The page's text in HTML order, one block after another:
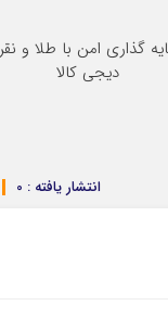
گذاری امن با طلا و
دیجی کالا
انتشار یافته : 0